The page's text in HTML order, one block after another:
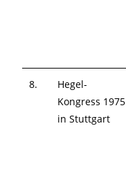
8.
Hegel-
Kongress 1975
in Stuttgart